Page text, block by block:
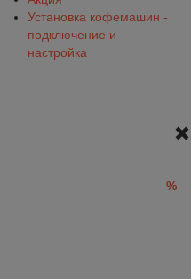
Установка кофемашин -
подключение и
настройка
%